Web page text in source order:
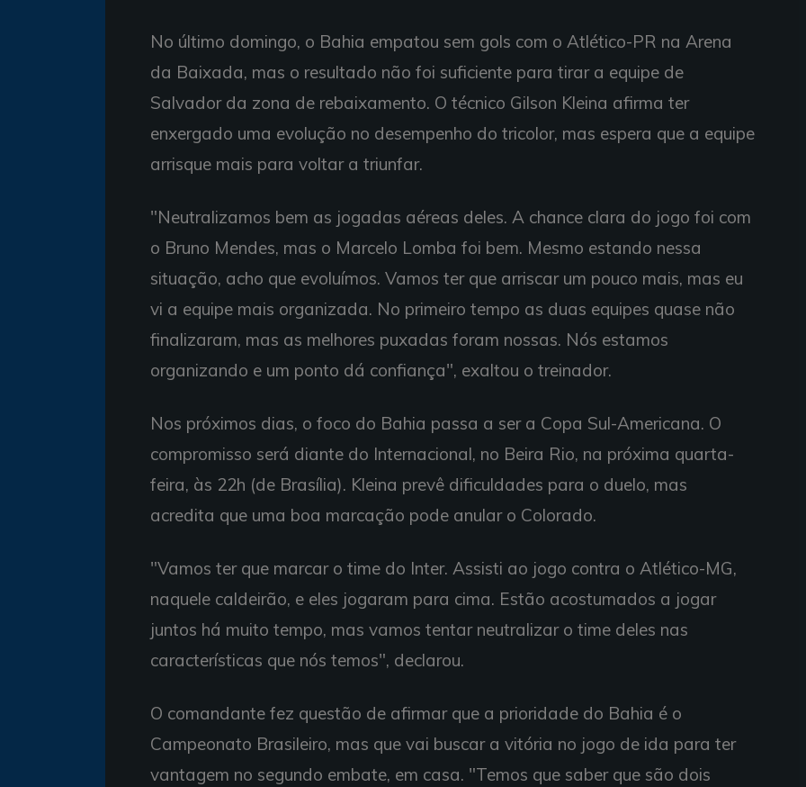
No último domingo, o Bahia empatou sem gols com o Atlético-PR na Arena
da Baixada, mas o resultado não foi suficiente para tirar a equipe de
Salvador da zona de rebaixamento. O técnico Gilson Kleina afirma ter
enxergado uma evolução no desempenho do tricolor, mas espera que a equipe
arrisque mais para voltar a triunfar.
"Neutralizamos bem as jogadas aéreas deles. A chance clara do jogo foi com
o Bruno Mendes, mas o Marcelo Lomba foi bem. Mesmo estando nessa
situação, acho que evoluímos. Vamos ter que arriscar um pouco mais, mas eu
vi a equipe mais organizada. No primeiro tempo as duas equipes quase não
finalizaram, mas as melhores puxadas foram nossas. Nós estamos
organizando e um ponto dá confiança", exaltou o treinador.
Nos próximos dias, o foco do Bahia passa a ser a Copa Sul-Americana. O
compromisso será diante do Internacional, no Beira Rio, na próxima quarta-
feira, às 22h (de Brasília). Kleina prevê dificuldades para o duelo, mas
acredita que uma boa marcação pode anular o Colorado.
"Vamos ter que marcar o time do Inter. Assisti ao jogo contra o Atlético-MG,
naquele caldeirão, e eles jogaram para cima. Estão acostumados a jogar
juntos há muito tempo, mas vamos tentar neutralizar o time deles nas
características que nós temos", declarou.
O comandante fez questão de afirmar que a prioridade do Bahia é o
Campeonato Brasileiro, mas que vai buscar a vitória no jogo de ida para ter
vantagem no segundo embate, em casa. "Temos que saber que são dois